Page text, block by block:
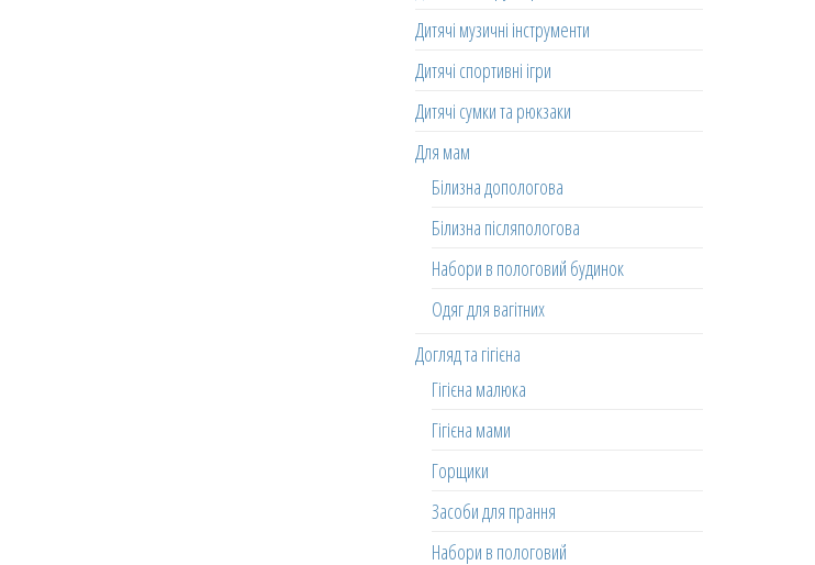
Дитячі музичні інструменти
Дитячі спортивні ігри
Дитячі сумки та рюкзаки
Для мам
Білизна допологова
Білизна післяпологова
Набори в пологовий будинок
Одяг для вагітних
Догляд та гігієна
Гігієна малюка
Гігієна мами
Горщики
Засоби для прання
Набори в пологовий